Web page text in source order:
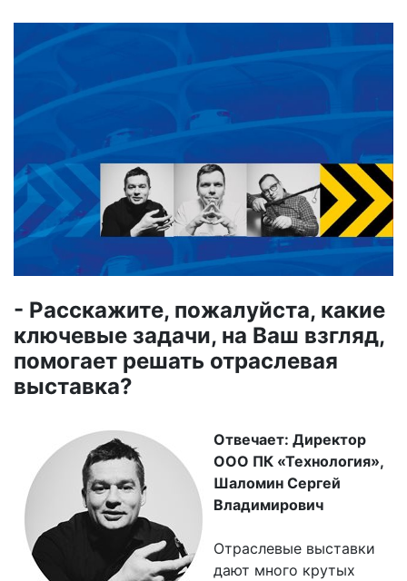
- Расскажите, пожалуйста, какие
ключевые задачи, на Ваш взгляд,
помогает решать отраслевая
выставка?
Отвечает: Директор
ООО ПК «Технология»,
Шаломин Сергей
Владимирович
Отраслевые выставки
дают много крутых